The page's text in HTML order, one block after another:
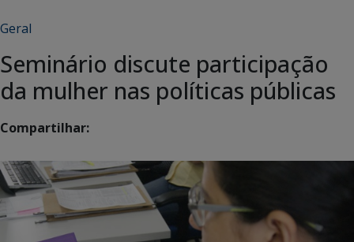
Geral
Seminário discute participação
da mulher nas políticas públicas
Compartilhar: